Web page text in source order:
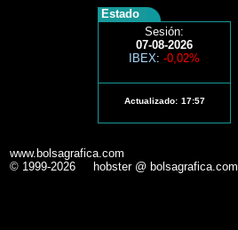
Estado
Sesión:
07-08-2026
IBEX: -0,02%
Actualizado: 17:57
www.bolsagrafica.com
© 1999-2026 hobster @ bolsagrafica.com